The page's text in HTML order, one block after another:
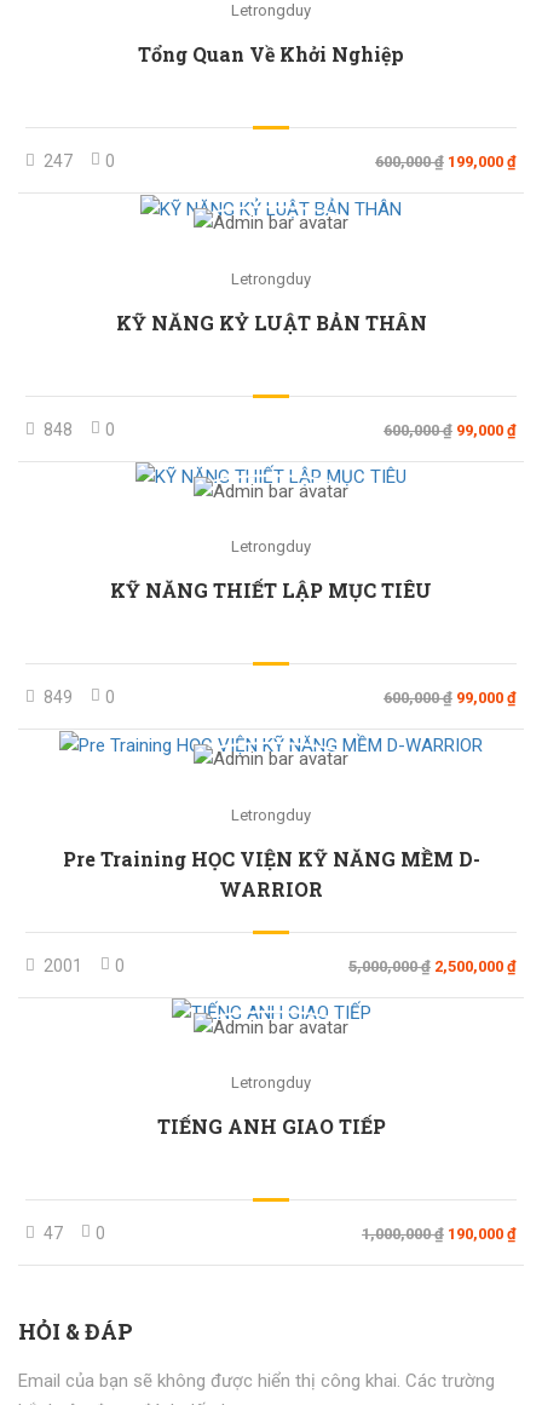
Letrongduy
Tổng Quan Về Khởi Nghiệp
247 0 600,000 ₫ 199,000 ₫
Letrongduy
KỸ NĂNG KỶ LUẬT BẢN THÂN
848 0 600,000 ₫ 99,000 ₫
Letrongduy
KỸ NĂNG THIẾT LẬP MỤC TIÊU
849 0 600,000 ₫ 99,000 ₫
Letrongduy
Pre Training HỌC VIỆN KỸ NĂNG MỀM D-
WARRIOR
2001 0 5,000,000 ₫ 2,500,000 ₫
Letrongduy
TIẾNG ANH GIAO TIẾP
47 0 1,000,000 ₫ 190,000 ₫
HỎI & ĐÁP
Email của bạn sẽ không được hiển thị công khai. Các trường